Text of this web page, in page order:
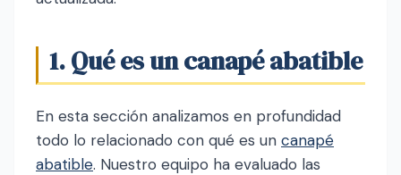
1. Qué es un canapé abatible
En esta sección analizamos en profundidad
todo lo relacionado con qué es un canapé
abatible. Nuestro equipo ha evaluado las